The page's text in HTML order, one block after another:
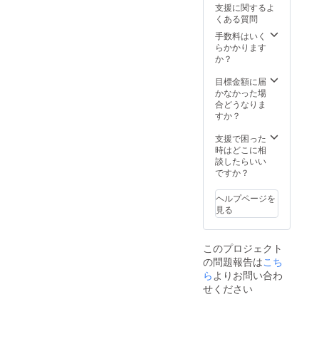
支援に関するよ
くある質問
手数料はいく
らかかります
か？
目標金額に届
かなかった場
合どうなりま
すか？
支援で困った
時はどこに相
談したらいい
ですか？
ヘルプページを
見る
このプロジェクト
の問題報告はこち
らよりお問い合わ
せください